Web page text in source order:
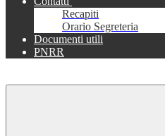
Recapiti
Orario Segreteria
Documenti utili
PNRR